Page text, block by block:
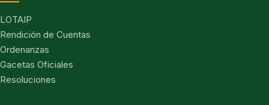
LOTAIP
Rendición de Cuentas
Ordenanzas
Gacetas Oficiales
Resoluciones